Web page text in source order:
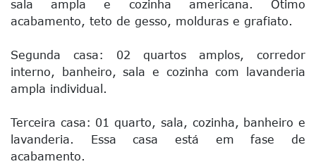
sala ampla e cozinha americana. Ótimo
acabamento, teto de gesso, molduras e grafiato.
Segunda casa: 02 quartos amplos, corredor
interno, banheiro, sala e cozinha com lavanderia
ampla individual.
Terceira casa: 01 quarto, sala, cozinha, banheiro e
lavanderia. Essa casa está em fase de
acabamento.